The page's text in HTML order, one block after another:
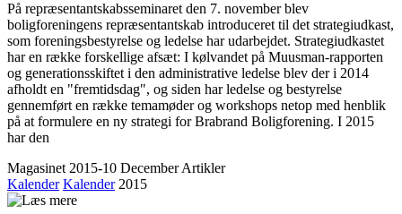
På repræsentantskabsseminaret den 7. november blev
boligforeningens repræsentantskab introduceret til det strategiudkast,
som foreningsbestyrelse og ledelse har udarbejdet. Strategiudkastet
har en række forskellige afsæt: I kølvandet på Muusman-rapporten
og generationsskiftet i den administrative ledelse blev der i 2014
afholdt en "fremtidsdag", og siden har ledelse og bestyrelse
gennemført en række temamøder og workshops netop med henblik
på at formulere en ny strategi for Brabrand Boligforening. I 2015
har den
Magasinet 2015-10 DecemberArtikler
Kalender Kalender2015